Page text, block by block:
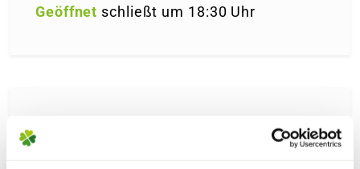
Geöffnet schließt um 18:30 Uhr
DORTMUND-APLERBECK RODEN­